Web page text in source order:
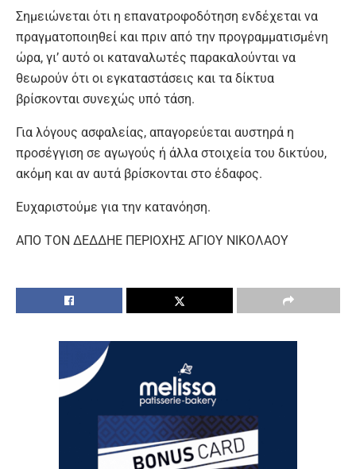
Σημειώνεται ότι η επανατροφοδότηση ενδέχεται να
πραγματοποιηθεί και πριν από την προγραμματισμένη
ώρα, γι’ αυτό οι καταναλωτές παρακαλούνται να
θεωρούν ότι οι εγκαταστάσεις και τα δίκτυα
βρίσκονται συνεχώς υπό τάση.
Για λόγους ασφαλείας, απαγορεύεται αυστηρά η
προσέγγιση σε αγωγούς ή άλλα στοιχεία του δικτύου,
ακόμη και αν αυτά βρίσκονται στο έδαφος.
Ευχαριστούμε για την κατανόηση.
ΑΠΟ ΤΟΝ ΔΕΔΔΗΕ ΠΕΡΙΟΧΗΣ ΑΓΙΟΥ ΝΙΚΟΛΑΟΥ